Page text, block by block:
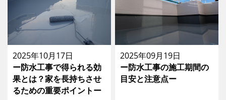
2025年10月17日
ー防水工事で得られる効
果とは？家を長持ちさせ
るための重要ポイントー
2025年09月19日
ー防水工事の施工期間の
目安と注意点ー